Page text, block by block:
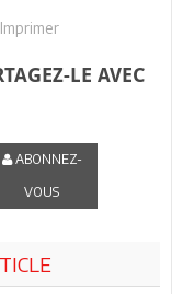
Imprimer
LE AVEC
ABONNEZ-
VOUS